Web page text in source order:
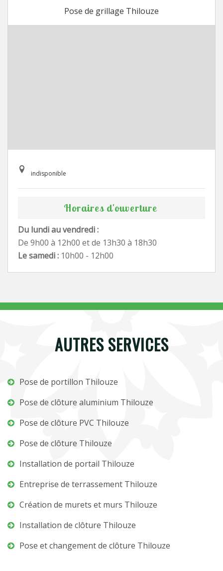
Pose de grillage Thilouze
indisponible
Horaires d'ouverture
Du lundi au vendredi :
De 9h00 à 12h00 et de 13h30 à 18h30
Le samedi : 10h00 - 12h00
AUTRES SERVICES
Pose de portillon Thilouze
Pose de clôture aluminium Thilouze
Pose de clôture PVC Thilouze
Pose de clôture Thilouze
Installation de portail Thilouze
Entreprise de terrassement Thilouze
Création de murets et murs Thilouze
Installation de clôture Thilouze
Pose et changement de clôture Thilouze